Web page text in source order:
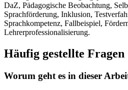
DaZ, Pädagogische Beobachtung,
Sprachförderung, Inklusion,
Sprachkompetenz, Fallbeispiel,
Lehrerprofessionalisierung.
Häufig gestellte Fragen
Worum geht es in dieser